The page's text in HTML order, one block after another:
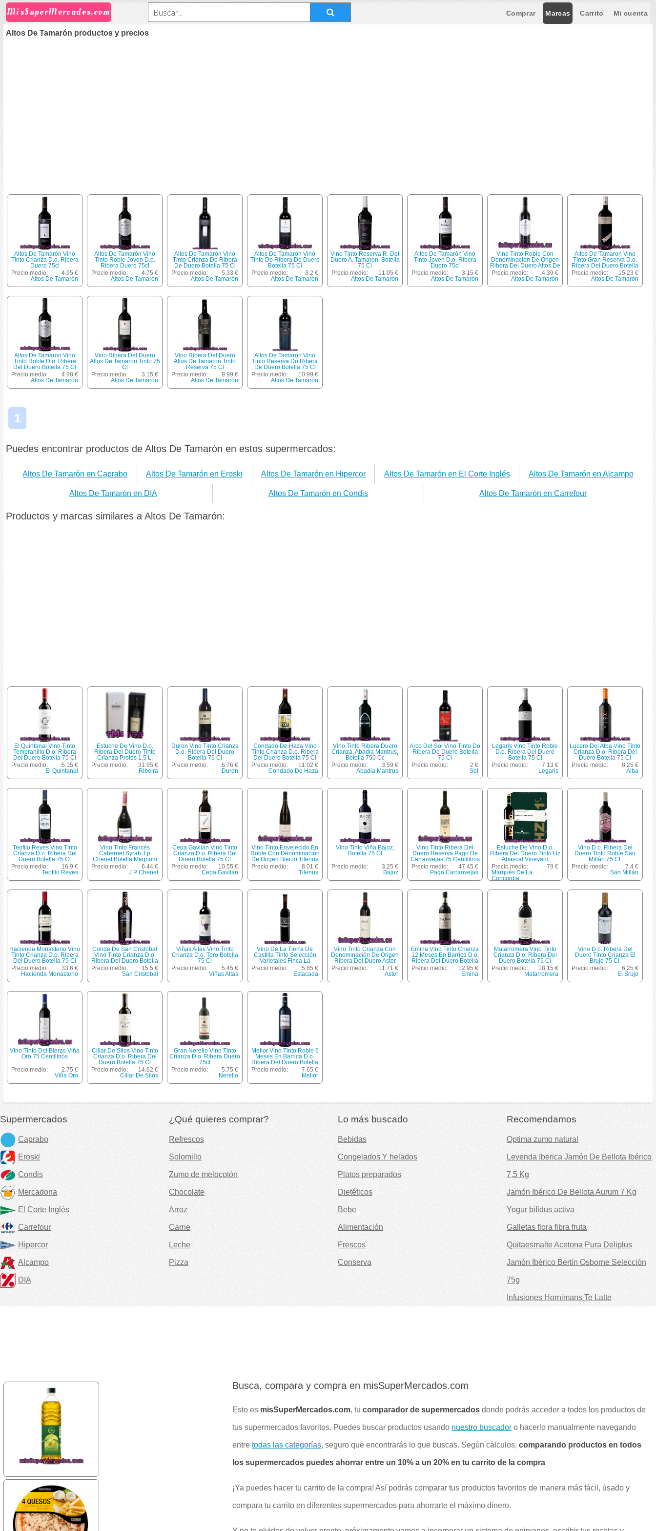
MisSuperMercados.com Comprar Marcas Carrito Mi cuenta
Altos De Tamarón productos y precios
Altos De Tamarón Vino
Tinto Crianza D.o. Ribera
Duero 75cl
Precio medio:
4.95 €
Altos De Tamarón
Altos De Tamarón Vino
Tinto Roble Joven D.o.
Ribera Duero 75cl
Precio medio:
4.75 €
Altos De Tamarón
Altos De Tamaron Vino
Tinto Crianza Do Ribera
De Duero Botella 75 Cl
Precio medio:
5.33 €
Altos De Tamarón
Altos De Tamaron Vino
Tinto Do Ribera De Duero
Botella 75 Cl
Precio medio:
3.2 €
Altos De Tamarón
Vino Tinto Reserva R. Del
Duero A. Tamaron, Botella
75 Cl
Precio medio:
11.05 €
Altos De Tamarón
Altos De Tamarón Vino
Tinto Joven D.o. Ribera
Duero 75cl
Precio medio:
3.15 €
Altos De Tamarón
Vino Tinto Roble Con
Denominación De Origen
Ribera Del Duero Altos De
Tamaron Botella De 75
Centilitros
Precio medio:
4.39 €
Altos De Tamarón
Altos De Tamaron Vino
Tinto Gran Reserva D.o.
Ribera Del Duero Botella
75 Cl
Precio medio:
15.23 €
Altos De Tamarón
Altos De Tamaron Vino
Tinto Roble D.o. Ribera
Del Duero Botella 75 Cl
Precio medio:
4.98 €
Altos De Tamarón
Vino Ribera Del Duero
Altos De Tamaron Tinto 75
Cl
Precio medio:
3.15 €
Altos De Tamarón
Vino Ribera Del Duero
Altos De Tamaron Tinto
Reserva 75 Cl
Precio medio:
9.99 €
Altos De Tamarón
Altos De Tamaron Vino
Tinto Reserva Do Ribera
De Duero Botella 75 Cl
Precio medio:
10.99 €
Altos De Tamarón
1
Puedes encontrar productos de Altos De Tamarón en estos supermercados:
Altos De Tamarón en Caprabo Altos De Tamarón en Eroski Altos De Tamarón en Hipercor Altos De Tamarón en El Corte Inglés Altos De Tamarón en Alcampo
Altos De Tamarón en DIA Altos De Tamarón en Condis Altos De Tamarón en Carrefour
Productos y marcas similares a Altos De Tamarón:
El Quintanal Vino Tinto
Tempranillo D.o. Ribera
Del Duero Botella 75 Cl
Precio medio:
6.15 €
El Quintanal
Estuche De Vino D.o.
Ribera Del Duero Tinto
Crianza Protos 1,5 L.
Precio medio:
31.95 €
Ribeira
Duron Vino Tinto Crianza
D.o. Ribera Del Duero
Botella 75 Cl
Precio medio:
6.76 €
Duron
Condado De Haza Vino
Tinto Crianza D.o. Ribera
Del Duero Botella 75 Cl
Precio medio:
11.02 €
Condado De Haza
Vino Tinto Ribera Duero
Crianza, Abadia Mantrus,
Botella 750 Cc
Precio medio:
3.59 €
Abadia Mantrus
Arco Del Sol Vino Tinto Do
Ribera De Duero Botella
75 Cl
Precio medio:
2 €
Sol
Legaris Vino Tinto Roble
D.o. Ribera Del Duero
Botella 75 Cl
Precio medio:
7.13 €
Legaris
Lucero Del Alba Vino Tinto
Crianza D.o. Ribera Del
Duero Botella 75 Cl
Precio medio:
8.25 €
Alba
Teofilo Reyes Vino Tinto
Crianza D.o. Ribera Del
Duero Botella 75 Cl
Precio medio:
16.9 €
Teofilo Reyes
Vino Tinto Francés
Cabernet Syrah J.p
Chenet Botella Magnum
De 1,5 Litros
Precio medio:
6.44 €
J P Chenet
Cepa Gavilan Vino Tinto
Crianza D.o. Ribera Del
Duero Botella 75 Cl
Precio medio:
10.55 €
Cepa Gavilan
Vino Tinto Envejecido En
Roble Con Denominación
De Origen Bierzo Tilenus
Botella De 75 Centilitros
Precio medio:
8.01 €
Tilenus
Vino Tinto Viña Bajoz,
Botella 75 Cl
Precio medio:
3.25 €
Bajoz
Vino Tinto Ribera Del
Duero Reserva Pago De
Carraovejas 75 Centilitros
Precio medio:
47.45 €
Pago Carraovejas
Estuche De Vino D.o.
Ribera Del Duero Tinto Hz
Abascal Vineyard
Marqués De La Concordia
Pack 3x75 Cl.
Precio medio:
79 €
Marqués De La
Concordia
Vino D.o. Ribera Del
Duero Tinto Roble San
Millán 75 Cl.
Precio medio:
7.4 €
San Millán
Hacienda Monasterio Vino
Tinto Crianza D.o. Ribera
Del Duero Botella 75 Cl
Precio medio:
33.6 €
Hacienda Monasterio
Conde De San Cristobal
Vino Tinto Crianza D.o.
Ribera Del Duero Botella
75 Cl
Precio medio:
15.5 €
San Cristobal
Viñas Altas Vino Tinto
Crianza D.o. Toro Botella
75 Cl
Precio medio:
5.45 €
Viñas Altas
Vino De La Tierra De
Castilla Tinto Selección
Varietales Finca La
Estacada 75 Cl.
Precio medio:
5.85 €
Estacada
Vino Tinto Crianza Con
Denominación De Origen
Ribera Del Duero Aster
Botella De 75 Centilitros
Precio medio:
11.71 €
Aster
Emina Vino Tinto Crianza
12 Meses En Barrica D.o.
Ribera Del Duero Botella
75 Cl
Precio medio:
12.95 €
Emina
Matarromera Vino Tinto
Crianza D.o. Ribera Del
Duero Botella 75 Cl
Precio medio:
18.15 €
Matarromera
Vino D.o. Ribera Del
Duero Tinto Crianza El
Brujo 75 Cl.
Precio medio:
6.25 €
El Brujo
Vino Tinto Del Bierzo Viña
Oro 75 Centilitros
Precio medio:
2.75 €
Viña Oro
Cillar De Silos Vino Tinto
Crianza D.o. Ribera Del
Duero Botella 75 Cl
Precio medio:
14.62 €
Cillar De Silos
Gran Nerello Vino Tinto
Crianza D.o. Ribera Duero
75cl
Precio medio:
5.75 €
Nerello
Melior Vino Tinto Roble 6
Meses En Barrica D.o.
Ribera Del Duero Botella
75 Cl
Precio medio:
7.65 €
Melior
Supermercados
Caprabo
Eroski
Condis
Mercadona
El Corte Inglés
Carrefour
Hipercor
Alcampo
DIA
¿Qué quieres comprar?
Refrescos
Solomillo
Zumo de melocotón
Chocolate
Arroz
Carne
Leche
Pizza
Lo más buscado
Bebidas
Congelados Y helados
Platos preparados
Dietéticos
Bebe
Alimentación
Frescos
Conserva
Recomendamos
Optima zumo natural
Leyenda Iberica Jamón De Bellota Ibérico
7,5 Kg
Jamón Ibérico De Bellota Aurum 7 Kg
Yogur bifidus activa
Galletas flora fibra fruta
Quitaesmalte Acetona Pura Deliplus
Jamón Ibérico Bertín Osborne Selección
75g
Infusiones Hornimans Te Latte
Busca, compara y compra en misSuperMercados.com
Esto es misSuperMercados.com, tucomparador de supermercados donde podrás acceder a todos los productos de
tus supermercados favoritos. Puedes buscar productos usando nuestro buscador o hacerlo manualmente navegando
entretodas las categorías, seguro que encontrarás lo que buscas. Según cálculos,comparando productos en todos
los supermercados puedes ahorrar entre un 10% a un 20% en tu carrito de la compra
¡Ya puedes hacer tu carrito de la compra! Así podrás comparar tus productos favoritos de manera más fácil, úsado y
compara tu carrito en diferentes supermercados para ahorrarte el máximo dinero.